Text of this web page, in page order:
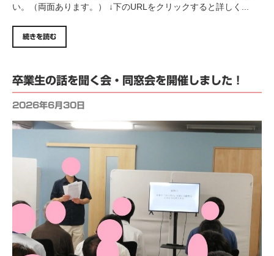
い。（両面あります。） ↓下のURLをクリックすると詳しく...
続きを読む
卒業生の話を聞く会・同窓会を開催しました！
2026年6月30日